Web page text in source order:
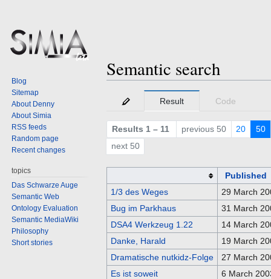
Semantic search
Jump
navigation
Jump
search
Result Code
Results 1 – 11 previous 50 20
50
next 50
Published
1/3 des Weges
29 March
Bug im Parkhaus
31 March
DSA4 Werkzeug 1.22
14 March
Danke, Harald
19 March
Dramatische nutkidz-Folge
27 March
Es ist soweit
6 March
Blog
Sitemap
About Denny
About Simia
RSS feeds
Random page
Recent changes
topics
Das Schwarze Auge
Semantic Web
Ontology Evaluation
Semantic MediaWiki
Philosophy
Short stories